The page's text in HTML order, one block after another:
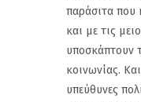
παράσιτα που
και με τις
υποσκάπτουν
κοινωνίας.
υπεύθυνες